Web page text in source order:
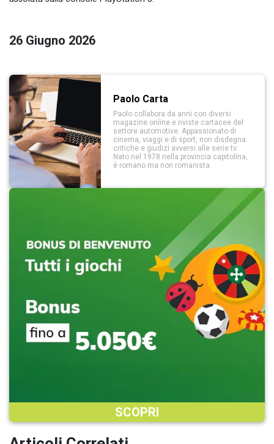
26 Giugno 2026
Paolo Carta
Paolo collabora da anni con diversi
magazine online e riviste cartacee del
settore automotive. Appassionato di
cinema, viaggi e di sport, non disdegna
critiche e giudizi avversi alle serie tv.
Nato nel 1978 nella provincia capitolina,
è romano ma non romanista.
SCOPRI